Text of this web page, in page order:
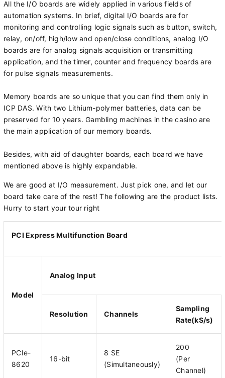
All the I/O boards are widely applied in various fields of
automation systems. In brief, digital I/O boards are for
monitoring and controlling logic signals such as button, switch,
relay, on/off, high/low and open/close conditions, analog I/O
boards are for analog signals acquisition or transmitting
application, and the timer, counter and frequency boards are
for pulse signals measurements.
Memory boards are so unique that you can find them only in
ICP DAS. With two Lithium-polymer batteries, data can be
preserved for 10 years. Gambling machines in the casino are
the main application of our memory boards.
Besides, with aid of daughter boards, each board we have
mentioned above is highly expandable.
We are good at I/O measurement. Just pick one, and let our
board take care of the rest! The following are the product lists.
Hurry to start your tour right
PCI Express Multifunction Board
Model
Analog Input
Resolution Channels
Sampling
Rate(kS/s)
PCIe-
8620
16-bit
8 SE
(Simultaneously)
200
(Per
Channel)